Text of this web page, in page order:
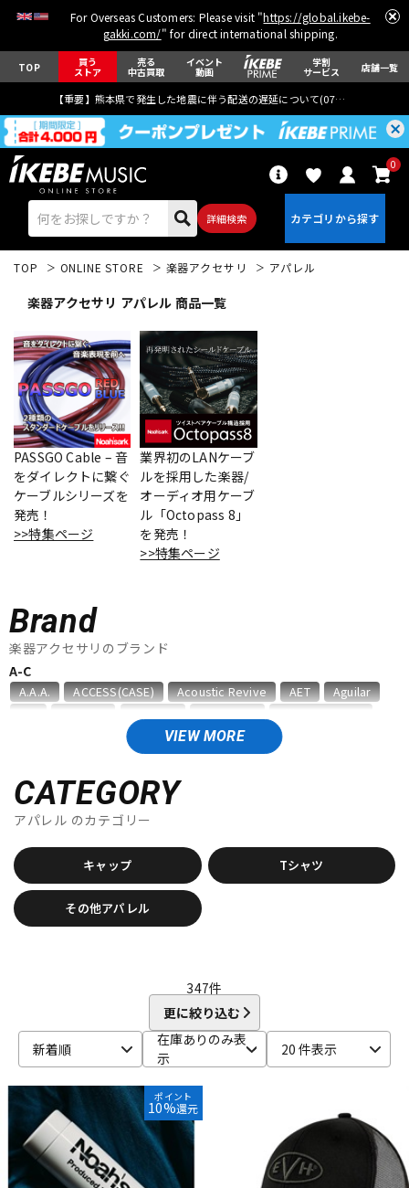
For Overseas Customers: Please visit "https://global.ikebe-
gakki.com/" for direct international shipping.
TOP 買う
ストア
売る
中古買取
イベント
動画
学割
サービス 店舗一覧
【重要】熊本県で発生した地震に伴う配送の遅延について(07月29日
詳細検索
0
エレキギター
ベース
ドラム
管楽器
アンプ エフェクター
DTM オンライン納品
TOP ONLINE STORE 楽器アクセサリ アパレル
楽器アクセサリ アパレル 商品一覧
PASSGO Cable – 音
をダイレクトに繋ぐ
ケーブルシリーズを
発売！
>>特集ページ
業界初のLANケーブ
ルを採用した楽器/
オーディオ用ケーブ
ル「Octopass 8」
を発売！
>>特集ページ
Brand
楽器アクセサリのブランド
VIEW MORE
A-C
A.A.A. ACCESS(CASE) Acoustic Revive AET
Aguilar
ALPINE HEARING PROTECTION APEX
ARTEC ATELIER Z
B，W&R
Babicz BARBAROSSA
bartolini
basiner BASSO
Bigsby
Bill Lawrence
BLACK MOUNTAIN PICKS
BLACK&GOLD
Blackstar
Bohemians BONDHUS BOSS
Boveda
brokker
Bruff B-SIDE LABEL CAIG CAJ
CANARE
Carl Fischer
Carlos Charles Colin
D’Addario
Daiking Corporation
D'andrea
Danelectro D'Angelico DARCO
DAVA
DAVID LABOGA
DEAN Dean Markley DEVISER
DiMarzio
DINGWALL
dmi guitar labs Doc Simons
Dunlop (Jim Dunlop)
DURACELL
Editions Bim
Electro Harmonix ele-king books
ELIXIR
EMERSON CUSTOM
EMG Enfini Custom Works
Epiphone
ERNIE BALL Famous
CATEGORY
アパレル のカテゴリー
キャップ Tシャツ
その他アパレル
347件
更に絞り込む
新着順
在庫ありのみ表
示
20 件表示
ポイント
10%還元